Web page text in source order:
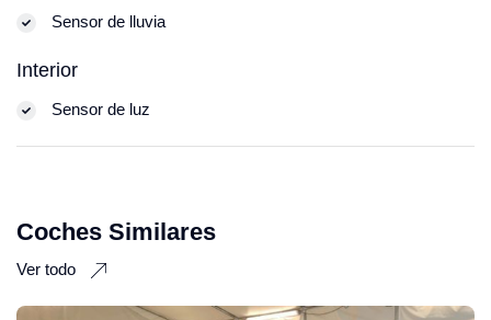
Sensor de lluvia
Interior
Sensor de luz
Coches Similares
Ver todo